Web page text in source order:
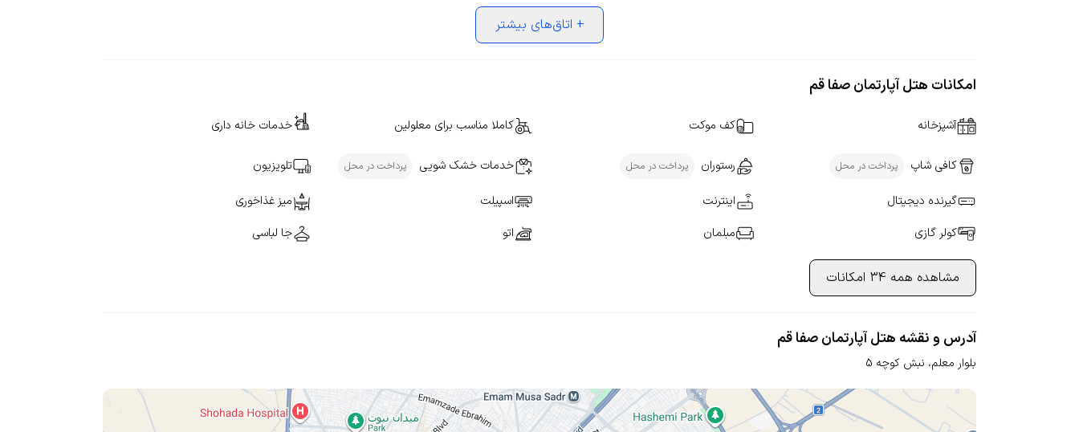
+ اتاق‌های بیشتر
امکانات هتل آپارتمان صفا قم
آشپزخانه کف موکت کاملا مناسب برای معلولین خدمات خانه داری
کافی شاپ پرداخت در محل رستوران پرداخت در محل خدمات خشک شویی پرداخت در محل تلویزیون
گیرنده دیجیتال اینترنت اسپیلت
میز غذاخوری
کولر گازی
مبلمان اتو جا لباسی
مشاهده همه 34 امکانات
آدرس و نقشه هتل آپارتمان صفا قم
بلوار معلم، نبش کوچه 5